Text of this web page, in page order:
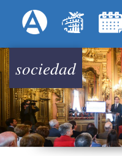
Menú
sociedad